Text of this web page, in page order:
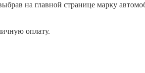
на главной странице марку
оплату.